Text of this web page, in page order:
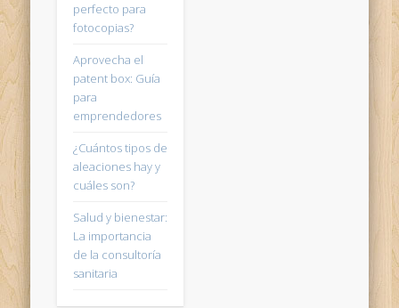
perfecto para
fotocopias?
Aprovecha el
patent box: Guía
para
emprendedores
¿Cuántos tipos de
aleaciones hay y
cuáles son?
Salud y bienestar:
La importancia
de la consultoría
sanitaria